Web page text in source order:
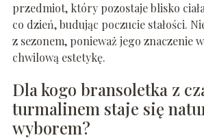
przedmiot, który pozostaje blisko
co dzień, budując poczucie stałości.
z sezonem, ponieważ jego znaczenie
chwilową estetykę.
Dla kogo bransoletka z
turmalinem staje się
wyborem?